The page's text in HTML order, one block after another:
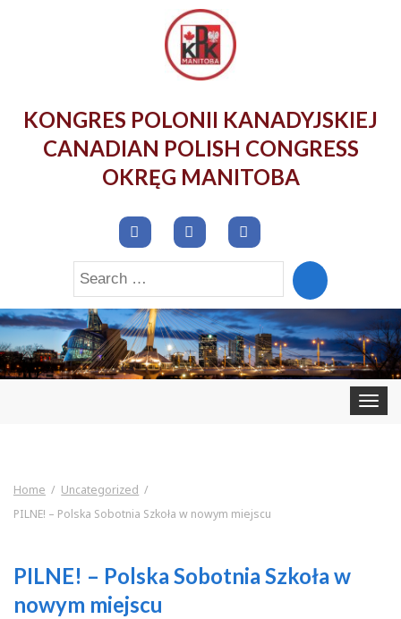
KONGRES POLONII KANADYJSKIEJ
CANADIAN POLISH CONGRESS
OKRĘG MANITOBA
Search
for:
Toggle
Home
Uncategorized
PILNE! – Polska Sobotnia Szkoła w nowym miejscu
PILNE! – Polska Sobotnia Szkoła w
nowym miejscu